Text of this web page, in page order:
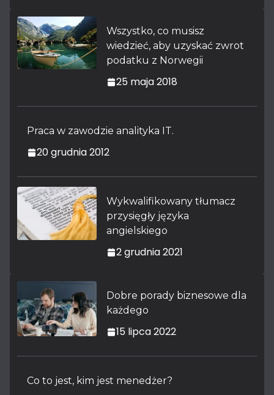
Wszystko, co musisz
wiedzieć, aby uzyskać zwrot
podatku z Norwegii
25 maja 2018
Praca w zawodzie analityka IT.
20 grudnia 2012
Wykwalifikowany tłumacz
przysięgły języka
angielskiego
2 grudnia 2021
Dobre porady biznesowe dla
każdego
15 lipca 2022
Co to jest, kim jest menedżer?